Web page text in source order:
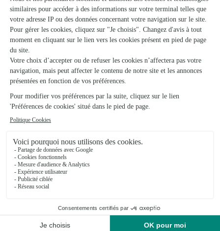
Voir la boutique
★★ ★★★4.4 (135)
2 Square Jouhaux
Voir la boutique